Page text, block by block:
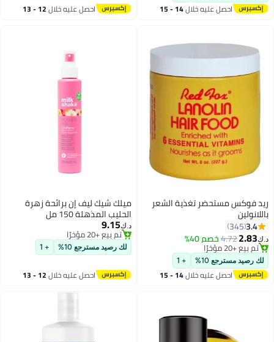
احصل عليه خلال 14 - 15 احصل عليه خلال 12 - 13
ريد فوكس مستحضر تغذية الشعر
باللانولين
3.4
345
د.ك‏2.83
4.72خصم 40%
تم بيع +20 مؤخرًا
تم بيع +20 مؤخرًا
لك رصيد مسترجع 10% + 1
احصل عليه خلال 14 - 15
ميلك شيك ليف إن برائحة زهرة
الحليب المذهلة 150 مل
د.ك‏9.15
تم بيع +20 مؤخرًا
تم بيع +20 مؤخرًا
لك رصيد مسترجع 10% + 1
احصل عليه خلال 12 - 13